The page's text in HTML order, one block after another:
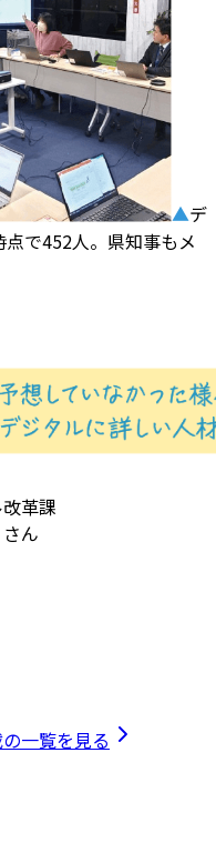
▲デ
で452人。県知事もメ
革課
ん
一覧を見る